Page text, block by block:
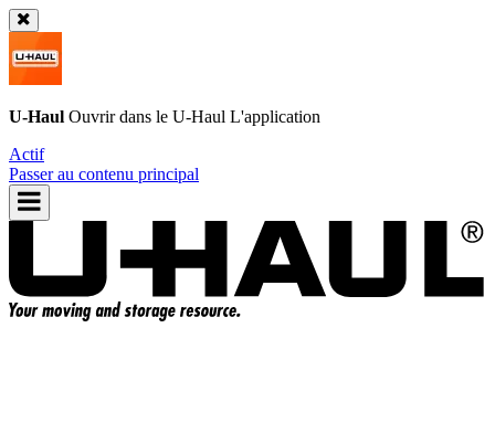
U-Haul Ouvrir dans le U-Haul L'application
Actif
Passer au contenu principal